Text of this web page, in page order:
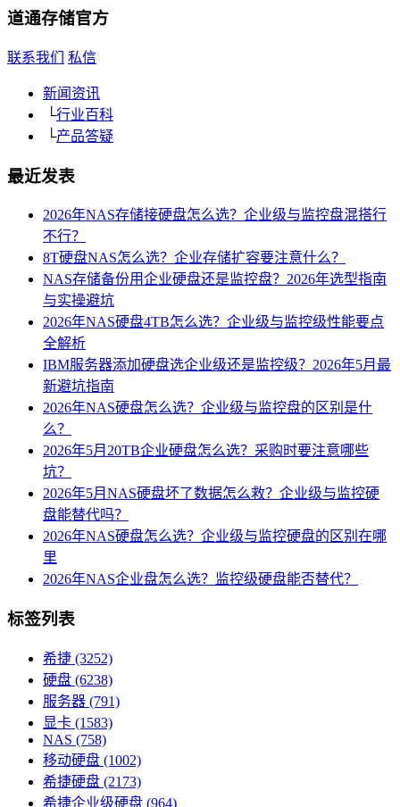
道通存储官方
联系我们 私信
新闻资讯
└行业百科
└产品答疑
最近发表
2026年NAS存储接硬盘怎么选？企业级与监控盘混搭行
不行？
8T硬盘NAS怎么选？企业存储扩容要注意什么？
NAS存储备份用企业硬盘还是监控盘？2026年选型指南
与实操避坑
2026年NAS硬盘4TB怎么选？企业级与监控级性能要点
全解析
IBM服务器添加硬盘选企业级还是监控级？2026年5月最
新避坑指南
2026年NAS硬盘怎么选？企业级与监控盘的区别是什
么？
2026年5月20TB企业硬盘怎么选？采购时要注意哪些
坑？
2026年5月NAS硬盘坏了数据怎么救？企业级与监控硬
盘能替代吗？
2026年NAS硬盘怎么选？企业级与监控硬盘的区别在哪
里
2026年NAS企业盘怎么选？监控级硬盘能否替代？
标签列表
希捷 (3252)
硬盘 (6238)
服务器 (791)
显卡 (1583)
NAS (758)
移动硬盘 (1002)
希捷硬盘 (2173)
希捷企业级硬盘 (964)